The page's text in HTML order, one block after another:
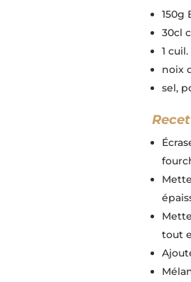
150g
30cl
1
noix
sel,
tout